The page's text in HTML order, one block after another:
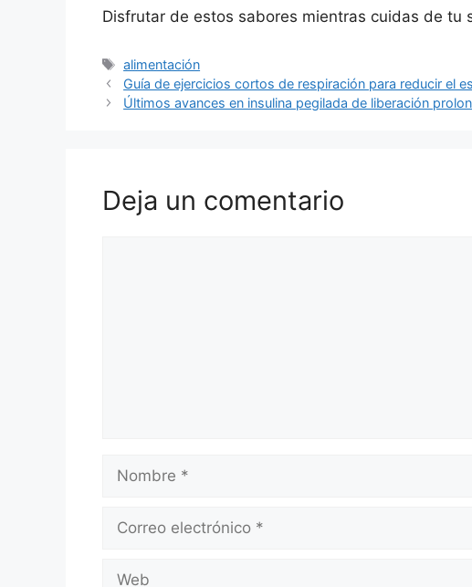
Disfrutar de estos sabores mientras cuidas de tu
Etiquetas
alimentación
Guía de ejercicios cortos de respiración para reducir el
Últimos avances en insulina pegilada de liberación
Deja un comentario
Nombre
Correo
Web